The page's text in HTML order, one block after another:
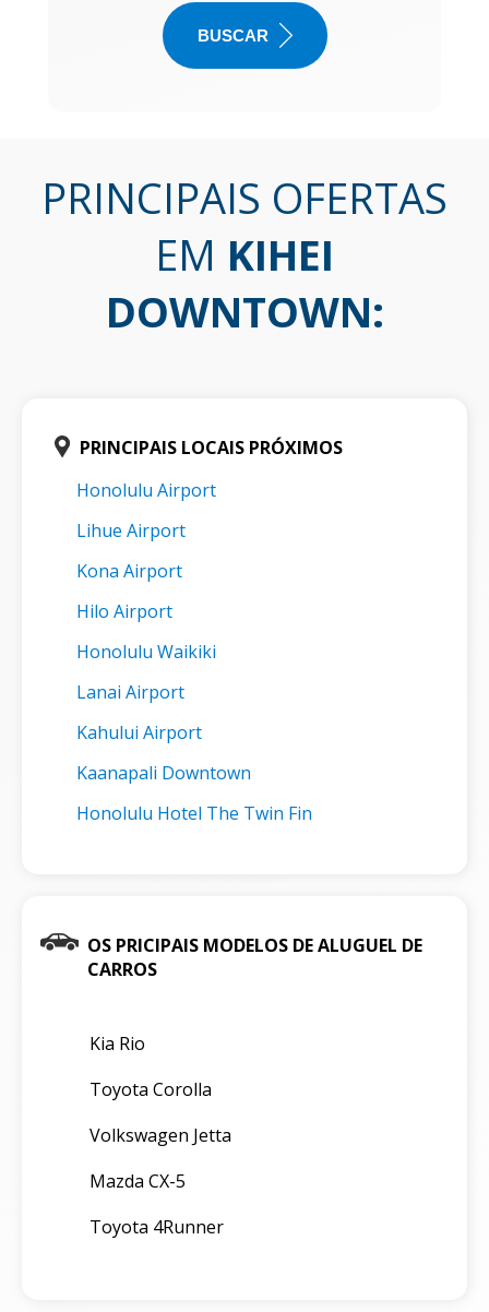
BUSCAR
PRINCIPAIS OFERTAS
EM KIHEI
DOWNTOWN:
PRINCIPAIS LOCAIS PRÓXIMOS
Honolulu Airport
Lihue Airport
Kona Airport
Hilo Airport
Honolulu Waikiki
Lanai Airport
Kahului Airport
Kaanapali Downtown
Honolulu Hotel The Twin Fin
OS PRICIPAIS MODELOS DE ALUGUEL DE
CARROS
Kia Rio
Toyota Corolla
Volkswagen Jetta
Mazda CX-5
Toyota 4Runner